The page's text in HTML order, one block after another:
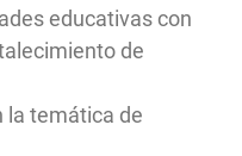
educativas con
de
la temática de